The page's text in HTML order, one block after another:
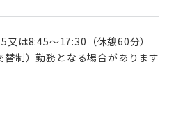
又は8:45～17:30（休憩60分）
制）勤務となる場合があります